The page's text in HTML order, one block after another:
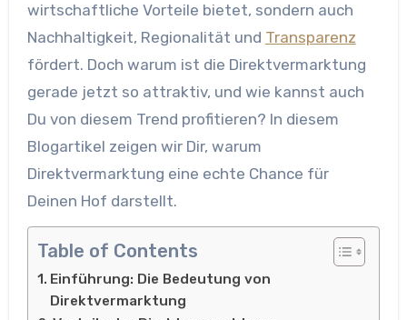
wirtschaftliche Vorteile bietet, sondern auch
Nachhaltigkeit, Regionalität und Transparenz
fördert. Doch warum ist die Direktvermarktung
gerade jetzt so attraktiv, und wie kannst auch
Du von diesem Trend profitieren? In diesem
Blogartikel zeigen wir Dir, warum
Direktvermarktung eine echte Chance für
Deinen Hof darstellt.
Table of Contents
Einführung: Die Bedeutung von
Direktvermarktung